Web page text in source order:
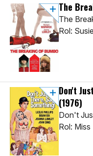
The
The
Rol: Susie
Don't
(1976)
Don't
Rol: